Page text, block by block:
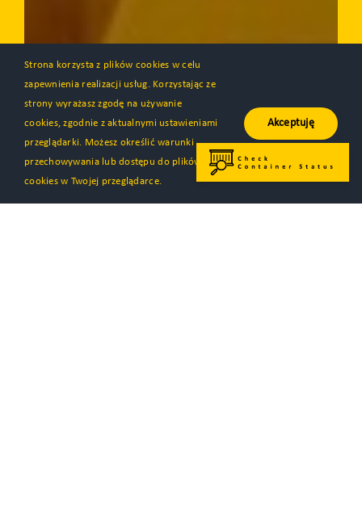
CENNIK USŁUG
Strona korzysta z plików cookies w celu
zapewnienia realizacji usług. Korzystając ze
strony wyrażasz zgodę na używanie
cookies, zgodnie z aktualnymi ustawieniami
przeglądarki. Możesz określić warunki
przechowywania lub dostępu do plików
cookies w Twojej przeglądarce.
Akceptuję